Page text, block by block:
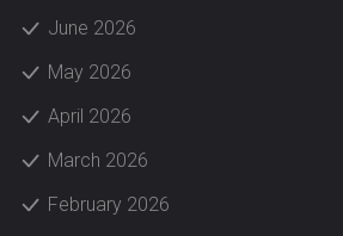
June 2026
May 2026
April 2026
March 2026
February 2026